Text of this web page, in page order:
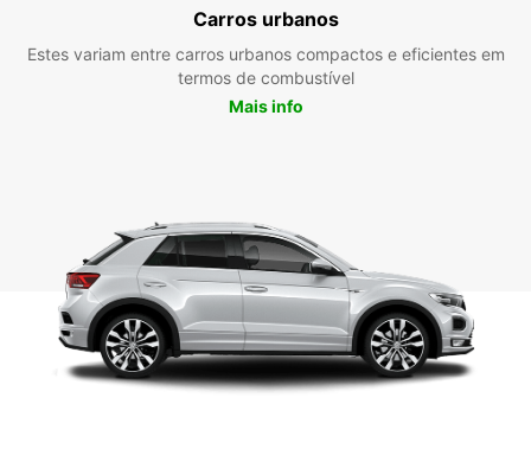
Carros urbanos
Estes variam entre carros urbanos compactos e eficientes em
termos de combustível
Mais info